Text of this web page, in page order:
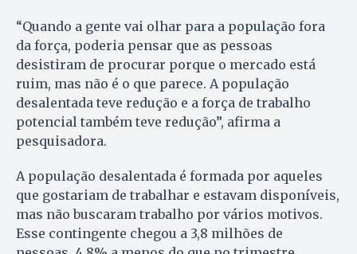
“Quando a gente vai olhar para a população fora
da força, poderia pensar que as pessoas
desistiram de procurar porque o mercado está
ruim, mas não é o que parece. A população
desalentada teve redução e a força de trabalho
potencial também teve redução”, afirma a
pesquisadora.
A população desalentada é formada por aqueles
que gostariam de trabalhar e estavam disponíveis,
mas não buscaram trabalho por vários motivos.
Esse contingente chegou a 3,8 milhões de